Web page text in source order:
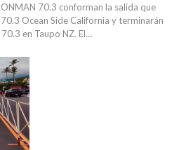
70.3 conforman la salida que
Ocean Side California y terminarán
en Taupo NZ. El…